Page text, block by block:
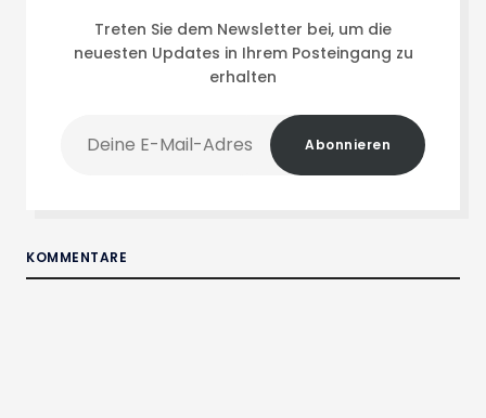
Treten Sie dem Newsletter bei, um die
neuesten Updates in Ihrem Posteingang zu
erhalten
Abonnieren
KOMMENTARE